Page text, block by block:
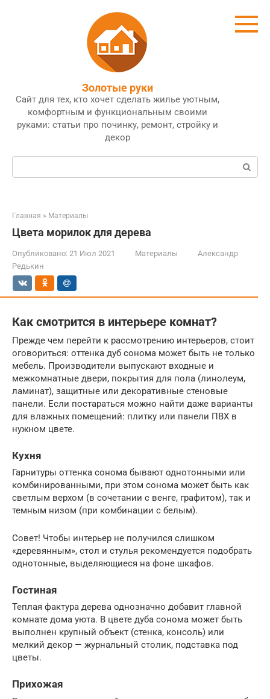
Золотые руки
Сайт для тех, кто хочет сделать жилье уютным,
комфортным и функциональным своими
руками: статьи про починку, ремонт, стройку и
декор
Поиск:
Главная » Материалы
Цвета морилок для дерева
Опубликовано: 21 Июл 2021 Материалы
Александр
Редькин
Как смотрится в интерьере комнат?
Прежде чем перейти к рассмотрению интерьеров, стоит
оговориться: оттенка дуб сонома может быть не только
мебель. Производители выпускают входные и
межкомнатные двери, покрытия для пола (линолеум,
ламинат), защитные или декоративные стеновые
панели. Если постараться можно найти даже варианты
для влажных помещений: плитку или панели ПВХ в
нужном цвете.
Кухня
Гарнитуры оттенка сонома бывают однотонными или
комбинированными, при этом сонома может быть как
светлым верхом (в сочетании с венге, графитом), так и
темным низом (при комбинации с белым).
Совет! Чтобы интерьер не получился слишком
«деревянным», стол и стулья рекомендуется подобрать
однотонные, выделяющиеся на фоне шкафов.
Гостиная
Теплая фактура дерева однозначно добавит главной
комнате дома уюта. В цвете дуба сонома может быть
выполнен крупный объект (стенка, консоль) или
мелкий декор — журнальный столик, подставка под
цветы.
Прихожая